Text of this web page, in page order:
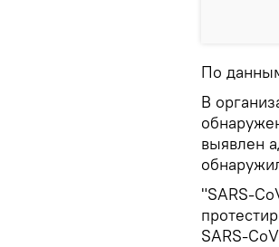
По
В
выявлен
"SARS-
SARS-